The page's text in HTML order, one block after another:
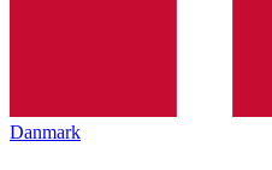
Danmark